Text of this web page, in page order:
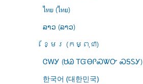
ไทย (ไทย)
ລາວ (ລາວ)
ខ្មែរ (កម្ពុជា)
ᏣᎳᎩ (ᏌᏊ ᎢᏳᎾᎵᏍᏔᏅ ᏍᎦᏚᎩ)
한국어 (대한민국)